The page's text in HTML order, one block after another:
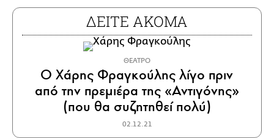
ΔΕΙΤΕ ΑΚΟΜΑ
ΘΕΑΤΡΟ
Ο Χάρης Φραγκούλης λίγο πριν
από την πρεμιέρα της «Αντιγόνης»
(που θα συζητηθεί πολύ)
02.12.21